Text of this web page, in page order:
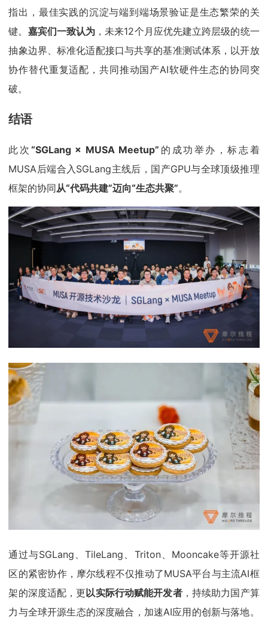
指出，最佳实践的沉淀与端到端场景验证是生态繁荣的关
键。 嘉宾们一致认为 ，未来12个月应优先建立跨层级的统一
抽象边界、标准化适配接口与共享的基准测试体系，以开放
协作替代重复适配，共同推动国产AI软硬件生态的协同突
破。
结语
此次 “SGLang × MUSA Meetup” 的成功举办，标志着
MUSA后端合入SGLang主线后，国产GPU与全球顶级推理
框架的协同从“代码共建”迈向“生态共聚”。
通过与SGLang、TileLang、Triton、Mooncake等开源社
区的紧密协作，摩尔线程不仅推动了MUSA平台与主流AI框
架的深度适配，更以实际行动赋能开发者，持续助力国产算
力与全球开源生态的深度融合，加速AI应用的创新与落地。